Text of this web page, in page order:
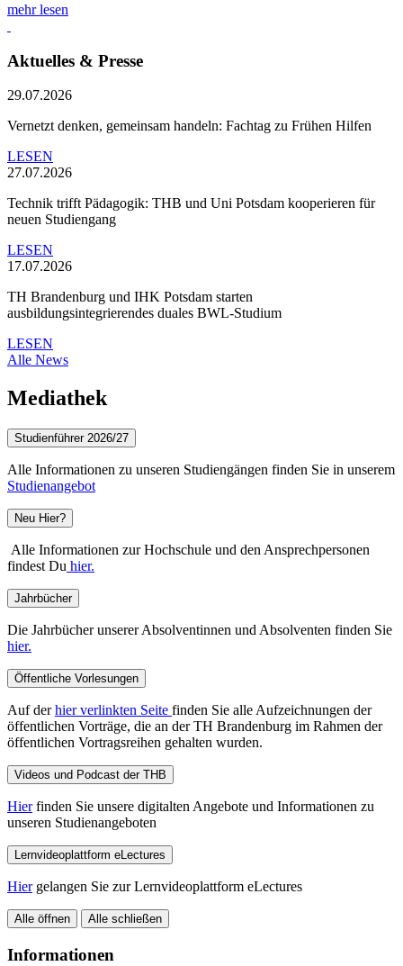
mehr lesen
Aktuelles & Presse
29.07.2026
Vernetzt denken, gemeinsam handeln: Fachtag zu Frühen Hilfen
LESEN
27.07.2026
Technik trifft Pädagogik: THB und Uni Potsdam kooperieren für
neuen Studiengang
LESEN
17.07.2026
TH Brandenburg und IHK Potsdam starten
ausbildungsintegrierendes duales BWL-Studium
LESEN
Alle News
Mediathek
Studienführer 2026/27
Alle Informationen zu unseren Studiengängen finden Sie in unserem
Studienangebot
Neu Hier?
Alle Informationen zur Hochschule und den Ansprechpersonen
findest Du hier.
Jahrbücher
Die Jahrbücher unserer Absolventinnen und Absolventen finden Sie
hier.
Öffentliche Vorlesungen
Auf derhier verlinkten Seite finden Sie alle Aufzeichnungen der
öffentlichen Vorträge, die an der TH Brandenburg im Rahmen der
öffentlichen Vortragsreihen gehalten wurden.
Videos und Podcast der THB
Hierfinden Sie unsere digitalten Angebote und Informationen zu
unseren Studienangeboten
Lernvideoplattform eLectures
Hiergelangen Sie zur Lernvideoplattform eLectures
Alle öffnen Alle schließen
Informationen